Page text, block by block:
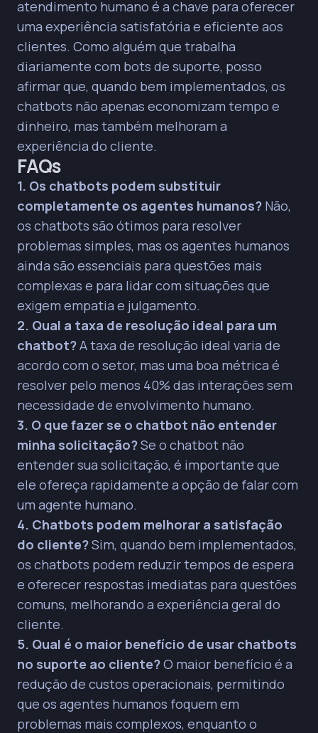
atendimento humano é a chave para oferecer
uma experiência satisfatória e eficiente aos
clientes. Como alguém que trabalha
diariamente com bots de suporte, posso
afirmar que, quando bem implementados, os
chatbots não apenas economizam tempo e
dinheiro, mas também melhoram a
experiência do cliente.
FAQs
1. Os chatbots podem substituir
completamente os agentes humanos? Não,
os chatbots são ótimos para resolver
problemas simples, mas os agentes humanos
ainda são essenciais para questões mais
complexas e para lidar com situações que
exigem empatia e julgamento.
2. Qual a taxa de resolução ideal para um
chatbot?A taxa de resolução ideal varia de
acordo com o setor, mas uma boa métrica é
resolver pelo menos 40% das interações sem
necessidade de envolvimento humano.
3. O que fazer se o chatbot não entender
minha solicitação?Se o chatbot não
entender sua solicitação, é importante que
ele ofereça rapidamente a opção de falar com
um agente humano.
4. Chatbots podem melhorar a satisfação
do cliente?Sim, quando bem implementados,
os chatbots podem reduzir tempos de espera
e oferecer respostas imediatas para questões
comuns, melhorando a experiência geral do
cliente.
5. Qual é o maior benefício de usar chatbots
no suporte ao cliente?O maior benefício é a
redução de custos operacionais, permitindo
que os agentes humanos foquem em
problemas mais complexos, enquanto o